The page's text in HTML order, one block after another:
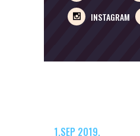
INSTAGRAM
1.SEP 2019.